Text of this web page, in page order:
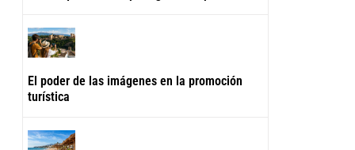
El poder de las imágenes en la promoción
turística